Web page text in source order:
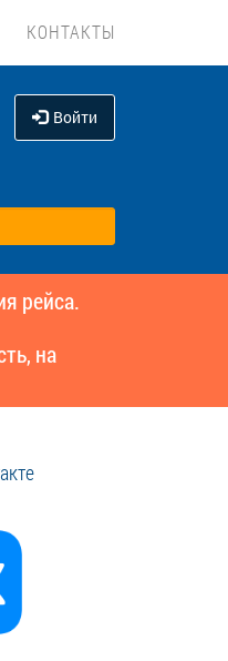
КОНТАКТЫ
Войти
рейса.
на